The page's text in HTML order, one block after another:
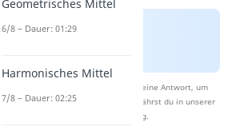
Nach Beantwortung speichern wir deine Antwort, um
Studyflix zu verbessern. Mehr dazu erfährst du in unserer
Datenschutzerklärung.
Geometrisches Mittel
6/8 – Dauer: 01:29
Harmonisches Mittel
7/8 – Dauer: 02:25